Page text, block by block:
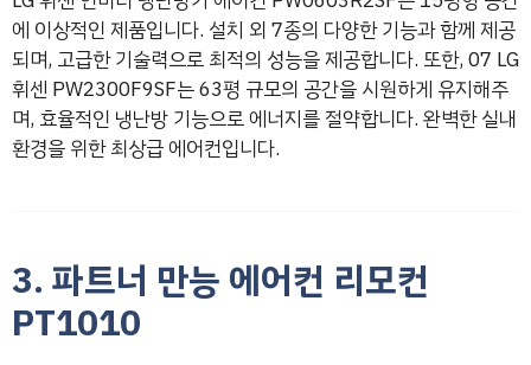
에 이상적인 제품입니다. 설치 외 7종의 다양한 기능과 함께 제공
되며, 고급한 기술력으로 최적의 성능을 제공합니다. 또한, 07 LG
휘센 PW2300F9SF는 63평 규모의 공간을 시원하게 유지해주
며, 효율적인 냉난방 기능으로 에너지를 절약합니다. 완벽한 실내
환경을 위한 최상급 에어컨입니다.
3. 파트너 만능 에어컨 리모컨
PT1010